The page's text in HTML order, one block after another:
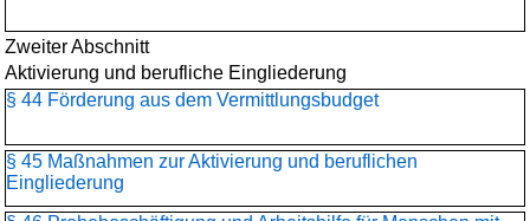
Zweiter Abschnitt
Aktivierung und berufliche Eingliederung
§ 44 Förderung aus dem Vermittlungsbudget
§ 45 Maßnahmen zur Aktivierung und beruflichen
Eingliederung